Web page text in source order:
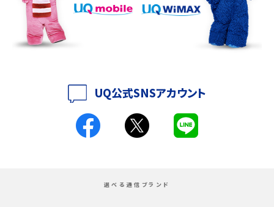
iPhone 16シリーズのモデルを比較！価格・サイズ・カメラ性能の違いを徹底解説
iPhone 16とiPhone 15の違いは？カメラ・スペック・機能を徹底比較
スマホが高い理由は？購入費用を抑える方法や端末を選ぶ時の注意点を解説！
UQ公式SNSアカウント
選べる通信ブランド